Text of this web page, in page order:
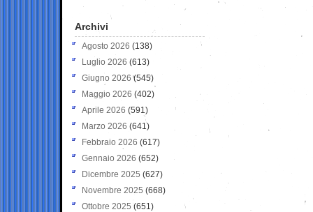
Archivi
Agosto 2026 (138)
Luglio 2026 (613)
Giugno 2026 (545)
Maggio 2026 (402)
Aprile 2026 (591)
Marzo 2026 (641)
Febbraio 2026 (617)
Gennaio 2026 (652)
Dicembre 2025 (627)
Novembre 2025 (668)
Ottobre 2025 (651)